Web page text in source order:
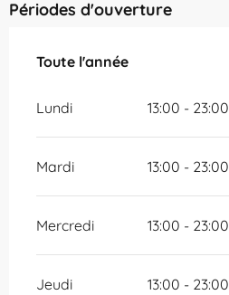
Périodes d'ouverture
Toute l'année
Toute l'année
Lundi 13:00 - 23:00
Mardi 13:00 - 23:00
Mercredi 13:00 - 23:00
Jeudi 13:00 - 23:00